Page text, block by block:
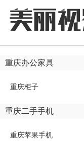
重庆办公家具
重庆柜子
重庆二手手机
重庆苹果手机